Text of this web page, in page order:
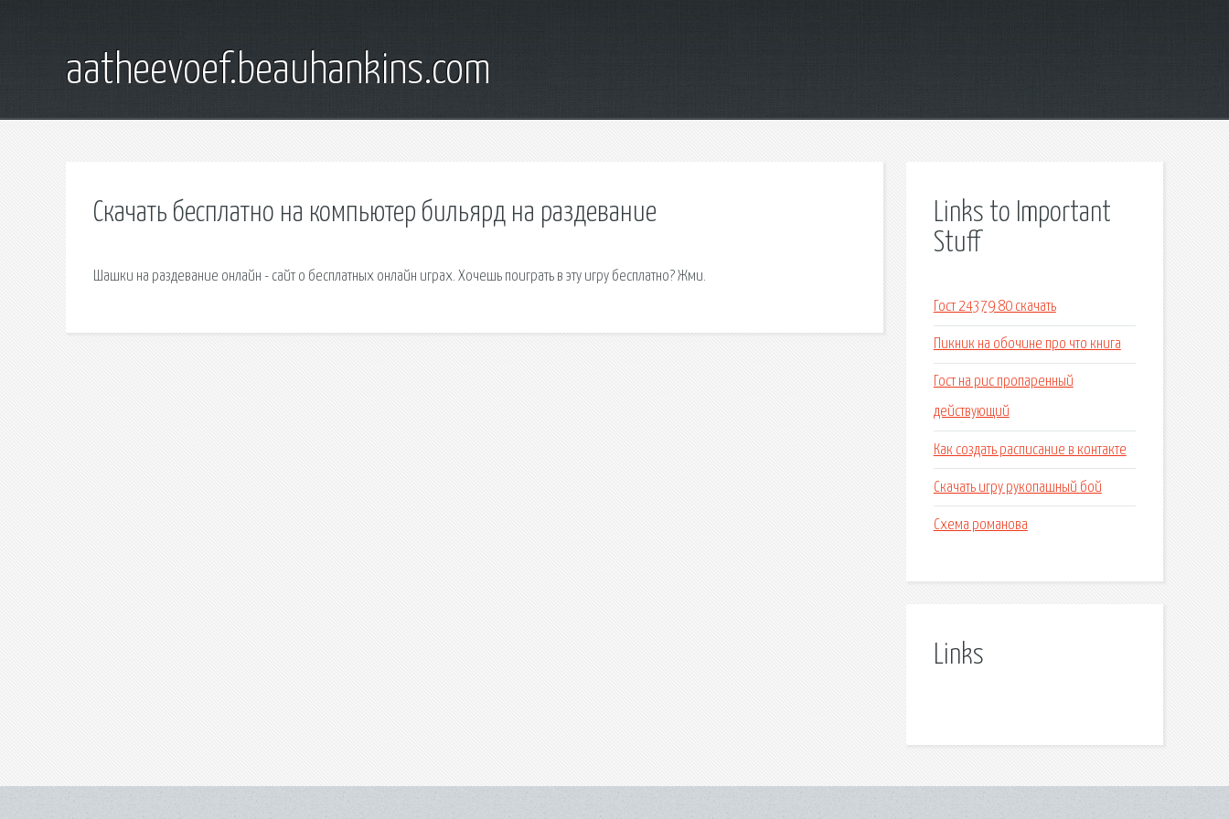
aatheevoef.beauhankins.com
Скачать бесплатно на компьютер бильярд на раздевание
Шашки на раздевание онлайн - сайт о бесплатных онлайн играх. Хочешь поиграть в эту игру бесплатно? Жми.
Links to Important
Stuff
Гост 24379 80 скачать
Пикник на обочине про что книга
Гост на рис пропаренный
действующий
Как создать расписание в контакте
Скачать игру рукопашный бой
Схема романова
Links